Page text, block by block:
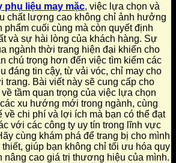
phụ liệu may mặc, việc lựa chọn và
chất lượng cao không chỉ ảnh hưởng
phẩm cuối cùng mà còn quyết định
và sự hài lòng của khách hàng. Sự
ngành thời trang hiện đại khiến cho
chú trọng hơn đến việc tìm kiếm các
đáng tin cậy, từ vải vóc, chỉ may cho
trang. Bài viết này sẽ cung cấp cho
tầm quan trọng của việc lựa chọn
xu hướng mới trong ngành, cùng
về chi phí và lợi ích mà bạn có thể đạt
với các công ty uy tín trong lĩnh vực
cùng khám phá để trang bị cho mình
giúp bạn không chỉ tối ưu hóa quy
nâng cao giá trị thương hiệu của mình.